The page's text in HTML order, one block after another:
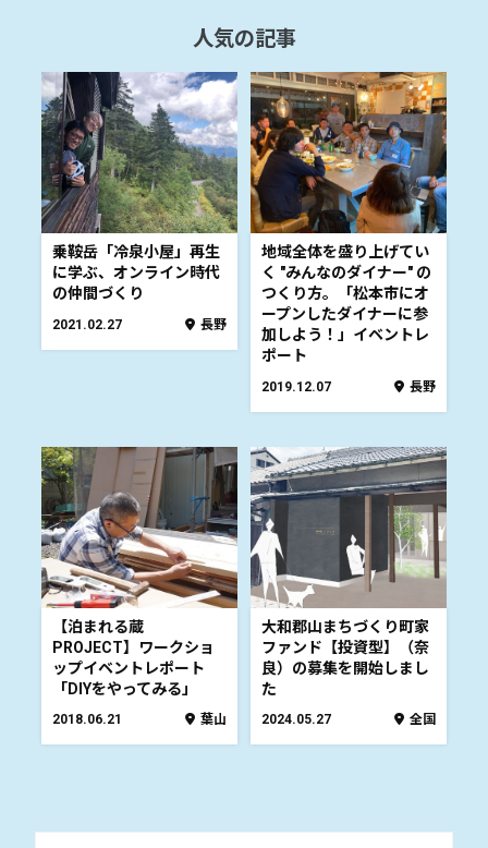
人気の記事
乗鞍岳「冷泉小屋」再生
に学ぶ、オンライン時代
の仲間づくり
2021.02.27 長野
地域全体を盛り上げてい
く "みんなのダイナー" の
つくり方。「松本市にオ
ープンしたダイナーに参
加しよう！」イベントレ
ポート
2019.12.07 長野
【泊まれる蔵
PROJECT】ワークショ
ップイベントレポート
「DIYをやってみる」
2018.06.21 葉山
大和郡山まちづくり町家
ファンド【投資型】（奈
良）の募集を開始しまし
た
2024.05.27 全国